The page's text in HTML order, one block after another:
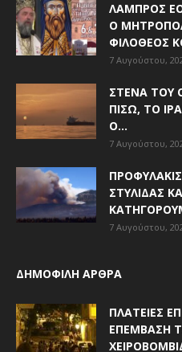
ΛΑΜΠΡΌΣ
Ο
ΦΙΛΌΘΕΟΣ
7 Αυγούστου,
ΣΤΕΝΆ ΤΟΥ
ΠΊΣΩ, ΤΟ
Ο...
7 Αυγούστου,
ΣΤΥΛΊΔΑΣ
7 Αυγούστου,
ΔΗΜΟΦΙΛΗ ΑΡΘΡΑ
ΠΛΑΤΕΊΕΣ
ΕΠΈΜΒΑΣΗ